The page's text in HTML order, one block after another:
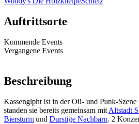
Auftrittsorte
Kommende Events
Vergangene Events
Beschreibung
Kassengipht ist in der Oi!- und Punk-
standen sie bereits gemeinsam mit Altstadt
Biersturm und Durstige Nachbarn. 2